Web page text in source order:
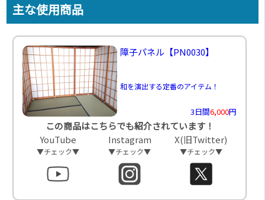
主な使用商品
障子パネル 【PN0030】
和を演出する定番のアイテム！
3日間6,000円
この商品はこちらでも紹介されています！
YouTube
▼チェック▼
Instagram
▼チェック▼
X(旧Twitter)
▼チェック▼